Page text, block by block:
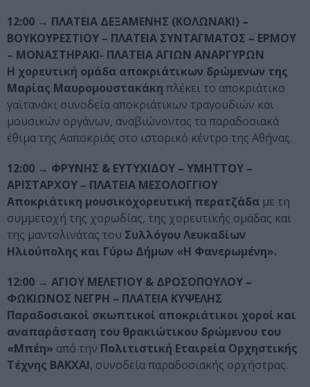
12:00 → ΠΛΑΤΕΙΑ ΔΕΞΑΜΕΝΗΣ (ΚΟΛΩΝΑΚΙ) –
ΒΟΥΚΟΥΡΕΣΤΙΟΥ – ΠΛΑΤΕΙΑ ΣΥΝΤΑΓΜΑΤΟΣ – ΕΡΜΟΥ
– ΜΟΝΑΣΤΗΡΑΚΙ- ΠΛΑΤΕΙΑ ΑΓΙΩΝ ΑΝΑΡΓΥΡΩΝ
Η χορευτική ομάδα αποκριάτικων δρώμενων της
Μαρίας Μαυρομουστακάκη πλέκει το αποκριάτικο
γαϊτανάκι συνοδεία αποκριάτικων τραγουδιών και
μουσικών οργάνων, αναβιώνοντας τα παραδοσιακά
έθιμα της Ααποκριάς στο ιστορικό κέντρο της Αθήνας.
12:00 → ΦΡΥΝΗΣ & ΕΥΤΥΧΙΔΟΥ – ΥΜΗΤΤΟΥ –
ΑΡΙΣΤΑΡΧΟΥ – ΠΛΑΤΕΙΑ ΜΕΣΟΛΟΓΓΙΟΥ
Αποκριάτικη μουσικοχορευτική περατζάδα με τη
συμμετοχή της χορωδίας, της χορευτικής ομάδας και
της μαντολινάτας του Συλλόγου Λευκαδίων
Ηλιούπολης και Γύρω Δήμων «Η Φανερωμένη».
12:00 → ΑΓΙΟΥ ΜΕΛΕΤΙΟΥ & ΔΡΟΣΟΠΟΥΛΟΥ –
ΦΩΚΙΩΝΟΣ ΝΕΓΡΗ – ΠΛΑΤΕΙΑ ΚΥΨΕΛΗΣ
Παραδοσιακοί σκωπτικοί αποκριάτικοι χοροί και
αναπαράσταση του θρακιώτικου δρώμενου του
«Μπέη» από την Πολιτιστική Εταιρεία Ορχηστικής
Τέχνης ΒΑΚΧΑΙ, συνοδεία παραδοσιακής ορχήστρας.